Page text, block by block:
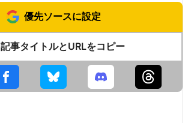
優先ソースに設定
記事タイトルとURLをコピー